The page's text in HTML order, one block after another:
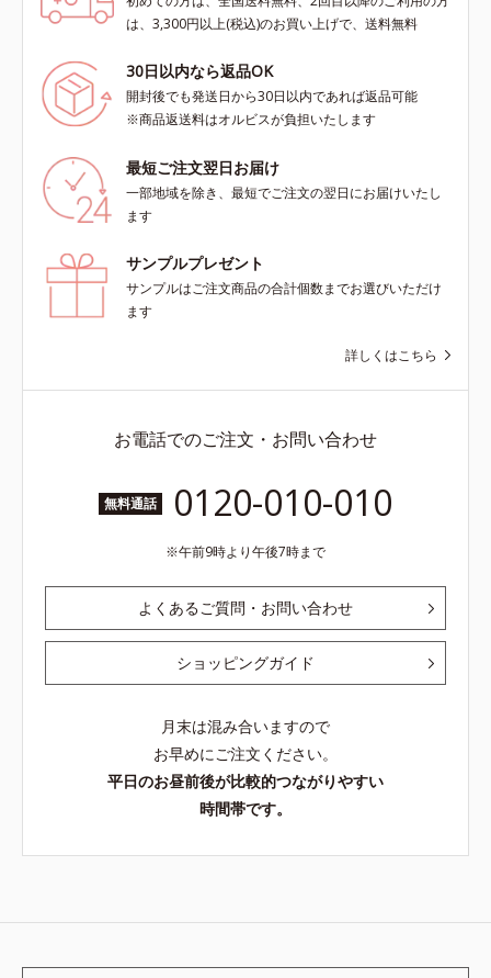
は、3,300円以上(税込)のお買い上げで、送料無料
30日以内なら返品OK
開封後でも発送日から30日以内であれば返品可能
※商品返送料はオルビスが負担いたします
最短ご注文翌日お届け
一部地域を除き、最短でご注文の翌日にお届けいたし
ます
サンプルプレゼント
サンプルはご注文商品の合計個数までお選びいただけ
ます
詳しくはこちら
お電話でのご注文・お問い合わせ
無料通話 0120-010-010
午前9時より午後7時まで
よくあるご質問・お問い合わせ
ショッピングガイド
月末は混み合いますので
お早めにご注文ください。
平日のお昼前後が比較的つながりやすい
時間帯です。